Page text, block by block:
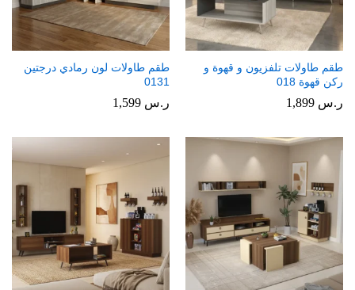
طقم طاولات تلفزيون و قهوة و
ركن قهوة 018
ر.س
طقم طاولات لون رمادي درجتين
0131
ر.س